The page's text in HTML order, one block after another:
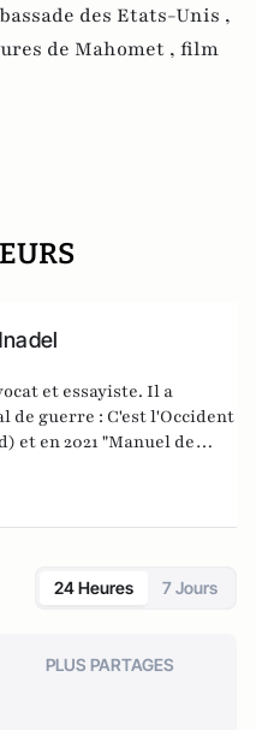
des Etats-Unis ,
de Mahomet , film
et essayiste. Il a
de guerre : C'est l'Occident
et en 2021 "Manuel de
gauche" (Les Nouvelles
24 Heures 7 Jours
PLUS PARTAGES